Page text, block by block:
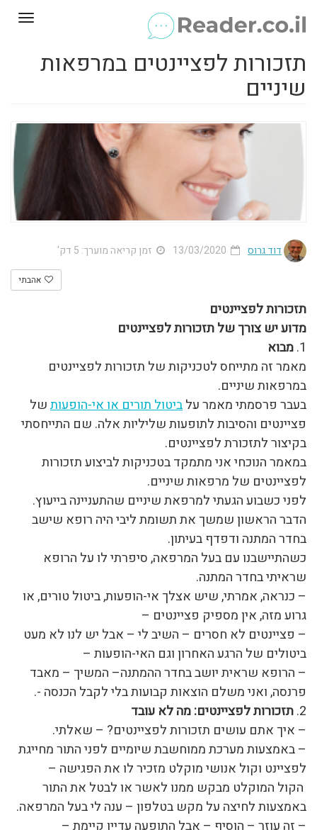
תזכורות לפציינטים במרפאות
שיניים
דוד גרוס זמן קריאה מוערך: 5 דק'
אהבתי
תזכורות לפציינטים
מדוע יש צורך של תזכורות לפציינטים
1. מבוא
מאמר זה מתייחס לטכניקות של תזכורות לפציינטים
במרפאות שיניים.
בעבר פרסמתי מאמר עלביטול תורים או אי-הופעותשל
פציינטים והסיבות לתופעות שליליות אלה. שם התייחסתי
בקיצור לתזכורת לפציינטים.
במאמר הנוכחי אני מתמקד בטכניקות לביצוע תזכורות
לפציינטים של מרפאות שיניים.
לפני כשבוע הגעתי למרפאת שיניים שהתעניינה בייעוץ.
הדבר הראשון שמשך את תשומת ליבי היה רופא שישב
בחדר המתנה ודפדף בעיתון.
כשהתיישבנו עם בעל המרפאה, סיפרתי לו על הרופא
שראיתי בחדר המתנה.
– כנראה, אמרתי, שיש אצלך אי-הופעות, ביטול טורים, או
גרוע מזה, אין מספיק פציינטים –
– פציינטים לא חסרים – השיב לי – אבל יש לנו לא מעט
ביטולים של הרגע האחרון וגם האי-הופעות –
– הרופא שראית יושב בחדר ההמתנה– המשיך – מאבד
פרנסה, ואני משלם הוצאות קבועות בלי לקבל הכנסה -.
2. תזכורות לפציינטים:מה לא עובד
– איך אתם עושים תזכורות לפציינטים? – שאלתי.
– באמצעות מערכת ממוחשבת שיומיים לפני התור מחייגת
לפציינט וקול אנושי מוקלט מזכיר לו את הפגישה –
הקול המוקלט מבקש ממנו לאשר או לבטל את התור
באמצעות לחיצה על מקש בטלפון – ענה לי בעל המרפאה.